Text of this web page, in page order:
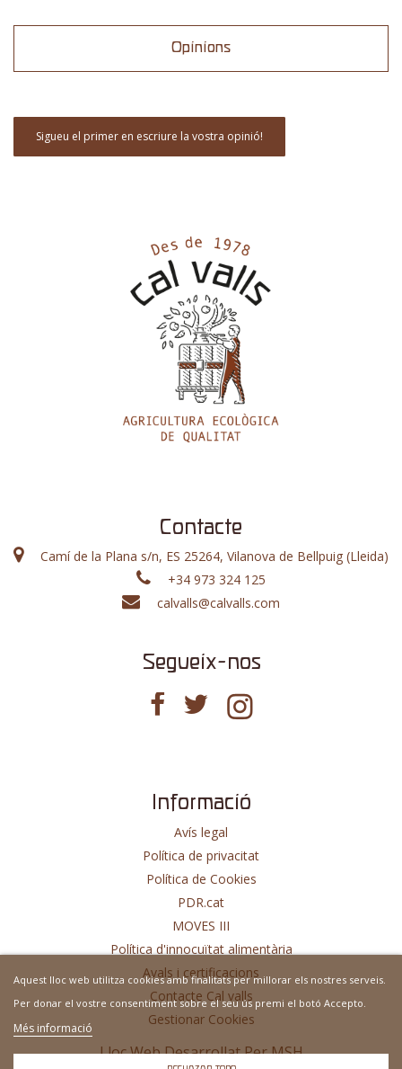
Opinions
Sigueu el primer en escriure la vostra opinió!
Contacte
Camí de la Plana s/n, ES 25264, Vilanova de Bellpuig (Lleida)
+34 973 324 125
calvalls@calvalls.com
Segueix-nos
Informació
Avís legal
Política de privacitat
Política de Cookies
PDR.cat
MOVES III
Política d'innocuïtat alimentària
Avals i certificacions
Contacte Cal valls
Gestionar Cookies
Lloc Web Desarrollat PerMSH
Aquest lloc web utilitza cookies amb finalitats per millorar els nostres serveis.
Per donar el vostre consentiment sobre el seu ús premi el botó Accepto.
Més informació